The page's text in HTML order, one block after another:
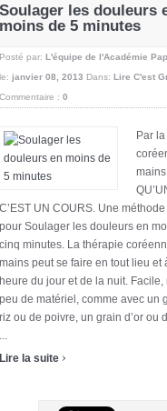
Soulager les douleurs
moins de 5 minutes
Posté par: L'équipe de l'Académie
le: janvier 08, 2013 Dans: Lire C'est
Commentaire : 0
Par
C’EST UN COURS. Une
pour Soulager les douleurs en
cinq minutes. La thérapie
mains peut se faire en tout lieu et
heure du jour et de la nuit. Facile,
peu de matériel, comme avec un
riz ou de poivre, un grain d’or ou
Lire la suite ›